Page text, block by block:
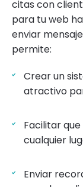
citas con
para tu web
enviar
permite:
Crear un
atractivo
Facilitar
cualquier
Enviar